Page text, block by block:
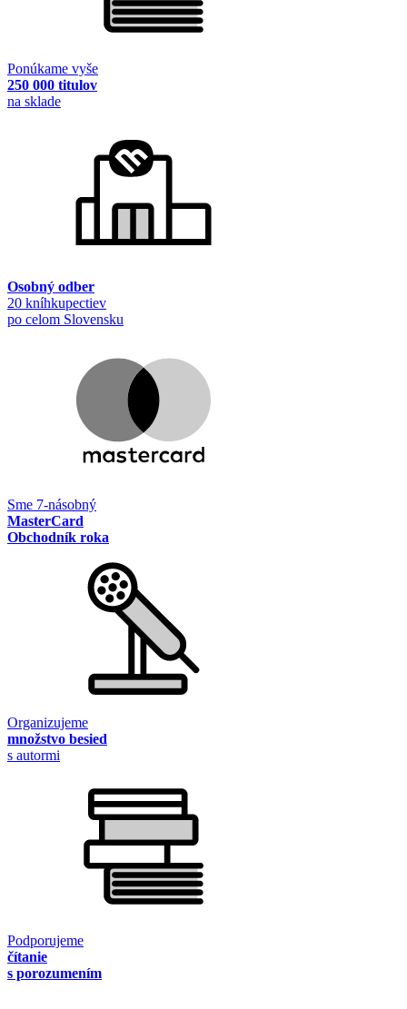
Ponúkame vyše
250 000 titulov
na sklade
Osobný odber
20 kníhkupectiev
po celom Slovensku
Sme 7-násobný
MasterCard
Obchodník roka
Organizujeme
množstvo besied
s autormi
Podporujeme
čítanie
s porozumením